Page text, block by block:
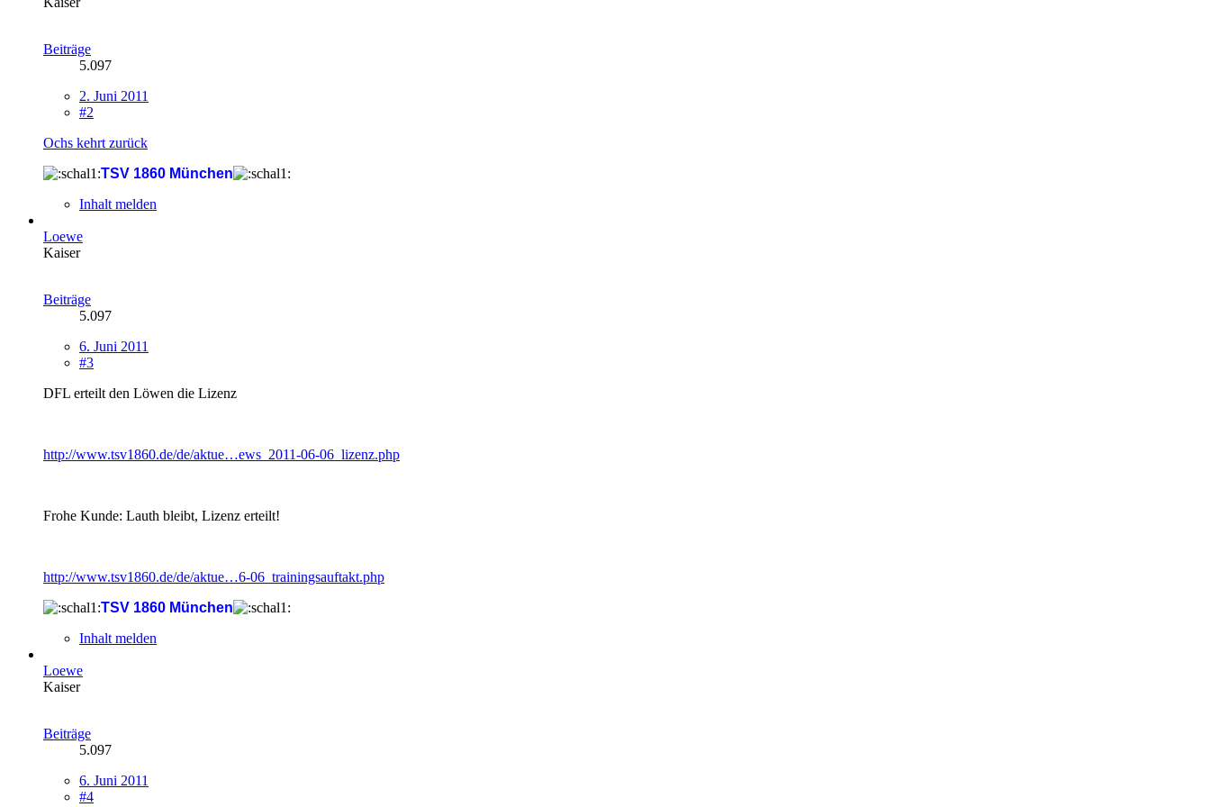
Beiträge
5.097
2. Juni 2011
#2
Ochs kehrt zurück
TSV 1860 München
Inhalt melden
Loewe
Kaiser
Beiträge
5.097
6. Juni 2011
#3
DFL erteilt den Löwen die Lizenz
http://www.tsv1860.de/de/aktue…ews_2011-06-06_lizenz.php
Frohe Kunde: Lauth bleibt, Lizenz erteilt!
http://www.tsv1860.de/de/aktue…6-06_trainingsauftakt.php
TSV 1860 München
Inhalt melden
Loewe
Kaiser
Beiträge
5.097
6. Juni 2011
#4